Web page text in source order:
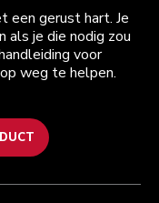
een gerust hart. Je
als je die nodig zou
voor
weg te helpen.